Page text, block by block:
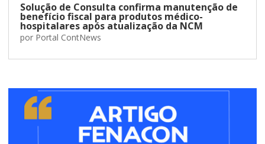
Solução de Consulta confirma manutenção de
benefício fiscal para produtos médico-
hospitalares após atualização da NCM
por Portal ContNews